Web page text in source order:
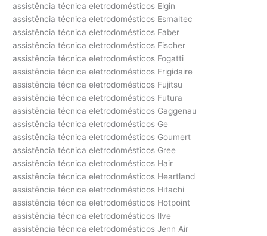
assistência técnica eletrodomésticos Elgin
assistência técnica eletrodomésticos Esmaltec
assistência técnica eletrodomésticos Faber
assistência técnica eletrodomésticos Fischer
assistência técnica eletrodomésticos Fogatti
assistência técnica eletrodomésticos Frigidaire
assistência técnica eletrodomésticos Fujitsu
assistência técnica eletrodomésticos Futura
assistência técnica eletrodomésticos Gaggenau
assistência técnica eletrodomésticos Ge
assistência técnica eletrodomésticos Goumert
assistência técnica eletrodomésticos Gree
assistência técnica eletrodomésticos Hair
assistência técnica eletrodomésticos Heartland
assistência técnica eletrodomésticos Hitachi
assistência técnica eletrodomésticos Hotpoint
assistência técnica eletrodomésticos Ilve
assistência técnica eletrodomésticos Jenn Air